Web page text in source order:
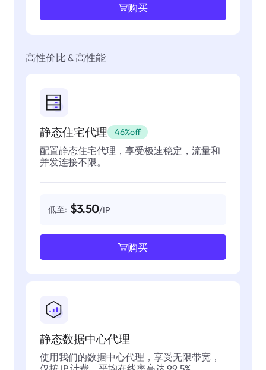
购买
高性价比 & 高性能
静态住宅代理 46%off
配置静态住宅代理，享受极速稳定，流量和
并发连接不限。
低至: $3.50/IP
购买
静态数据中心代理
使用我们的数据中心代理，享受无限带宽，